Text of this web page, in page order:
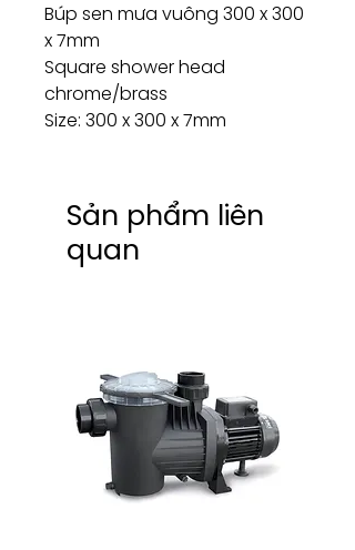
Búp sen mưa vuông 300 x 300
x 7mm
Square shower head
chrome/brass
Size: 300 x 300 x 7mm
Sản phẩm liên
quan